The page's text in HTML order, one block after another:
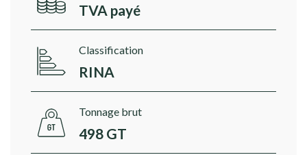
TVA payé
Classification
RINA
Tonnage brut
498 GT